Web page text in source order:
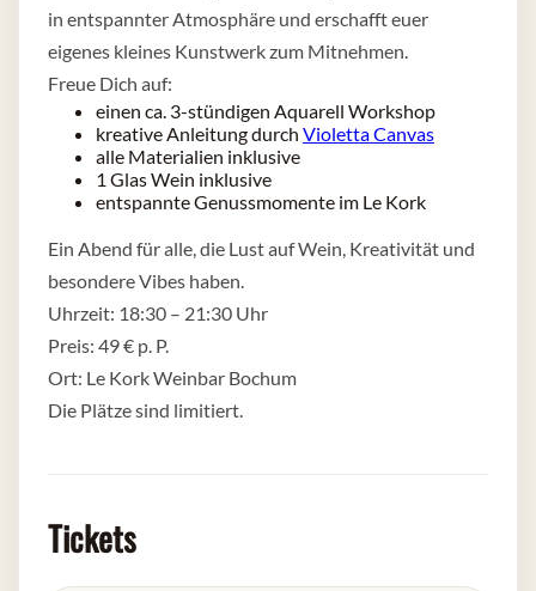
in entspannter Atmosphäre und erschafft euer
eigenes kleines Kunstwerk zum Mitnehmen.
Freue Dich auf:
einen ca. 3-stündigen Aquarell Workshop
kreative Anleitung durch Violetta Canvas
alle Materialien inklusive
1 Glas Wein inklusive
entspannte Genussmomente im Le Kork
Ein Abend für alle, die Lust auf Wein, Kreativität und
besondere Vibes haben.
Uhrzeit: 18:30 – 21:30 Uhr
Preis: 49 € p. P.
Ort: Le Kork Weinbar Bochum
Die Plätze sind limitiert.
Tickets